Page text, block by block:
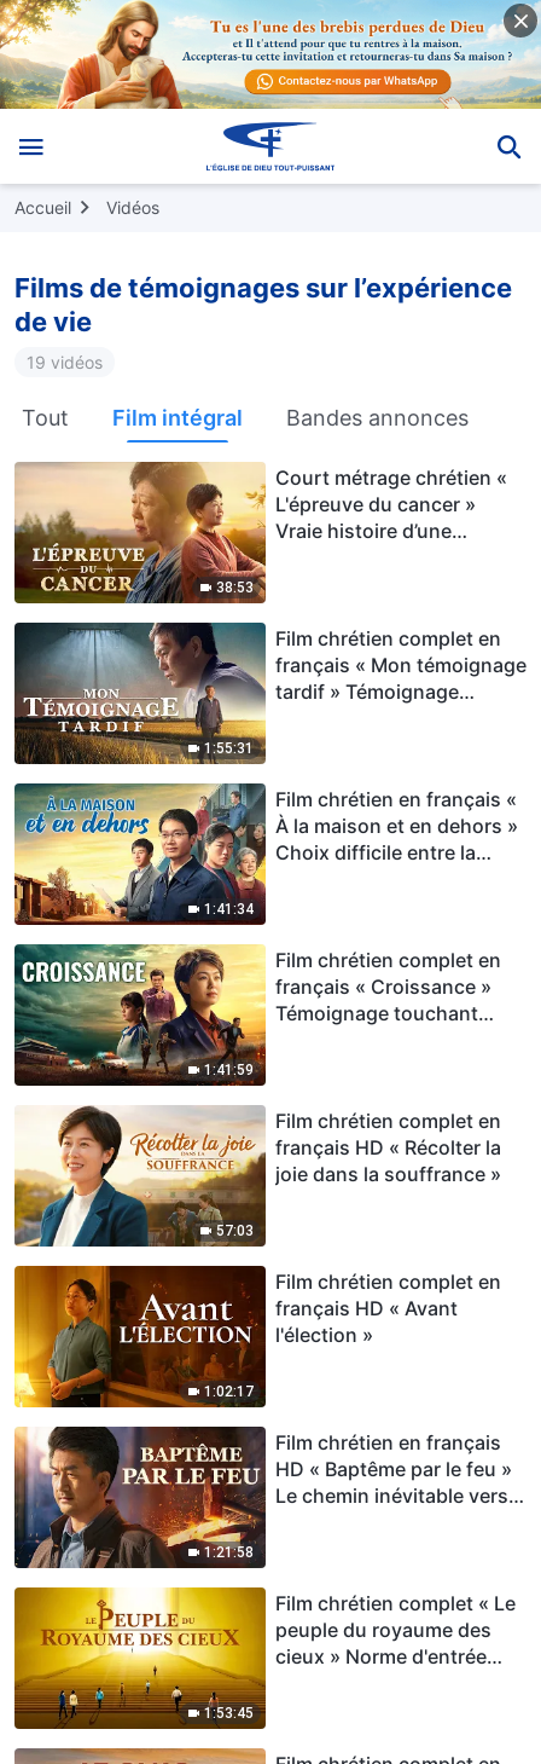
Accueil Vidéos
Films de témoignages sur l’expérience
de vie
19 vidéos
Tout Film intégral Bandes annonces
38:53
Court métrage chrétien «
L'épreuve du cancer »
Vraie histoire d’une
1:55:31
Film chrétien complet en
français « Mon témoignage
tardif » Témoignage
1:41:34
Film chrétien en français «
À la maison et en dehors »
Choix difficile entre la
1:41:59
Film chrétien complet en
français « Croissance »
Témoignage touchant
57:03
Film chrétien complet en
français HD « Récolter la
joie dans la souffrance »
1:02:17
Film chrétien complet en
français HD « Avant
l'élection »
1:21:58
Film chrétien en français
HD « Baptême par le feu »
Le chemin inévitable vers
1:53:45
Film chrétien complet « Le
peuple du royaume des
cieux » Norme d'entrée